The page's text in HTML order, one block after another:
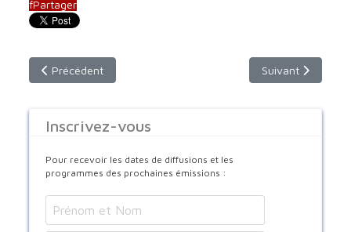
fPartager
Article précédent : prière pour les défunts - Tradition Gréco-
Précédent Article suivant :
Suivant
Inscrivez-vous
Pour recevoir les dates de diffusions et les
programmes des prochaines émissions :